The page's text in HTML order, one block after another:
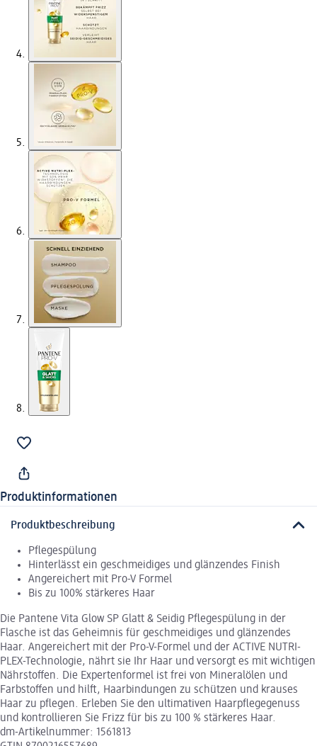
Produktinformationen
Produktbeschreibung
Pflegespülung
Hinterlässt ein geschmeidiges und glänzendes Finish
Angereichert mit Pro-V Formel
Bis zu 100% stärkeres Haar
Die Pantene Vita Glow SP Glatt & Seidig Pflegespülung in der
Flasche ist das Geheimnis für geschmeidiges und glänzendes
Haar. Angereichert mit der Pro-V-Formel und der ACTIVE NUTRI-
PLEX-Technologie, nährt sie Ihr Haar und versorgt es mit wichtigen
Nährstoffen. Die Expertenformel ist frei von Mineralölen und
Farbstoffen und hilft, Haarbindungen zu schützen und krauses
Haar zu pflegen. Erleben Sie den ultimativen Haarpflegegenuss
und kontrollieren Sie Frizz für bis zu 100 % stärkeres Haar.
dm-Artikelnummer: 1561813